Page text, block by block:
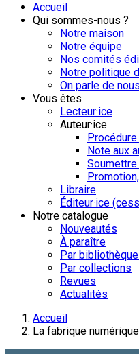
Accueil
Qui sommes-nous ?
Notre maison
Notre équipe
Nos comités
Notre politique
On parle de
Vous êtes
Lecteur·ice
Auteur·ice
Note aux
Libraire
Éditeur·ice
Notre catalogue
Nouveautés
À paraître
Par
Par collections
Revues
Actualités
Accueil
La fabrique